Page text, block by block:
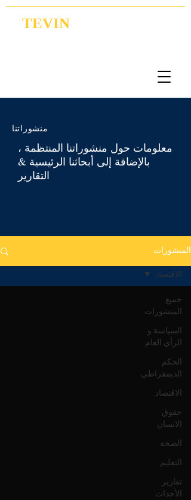
TEVIN
منشوراتنا
معلومات حول منشوراتنا المنتظمة ،
بالإضافة إلى أبحاثنا الرئيسية &
التقارير
المنشورات
جميع
المنشورات
السياسة و
الرأي العام
الحكم
الديمقراطي
الاقتصاد
حقوق
الانسان
الصحة
التعليم
تقارير
الأحداث
الاقتصاد